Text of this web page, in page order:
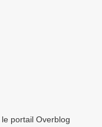
portail Overblog